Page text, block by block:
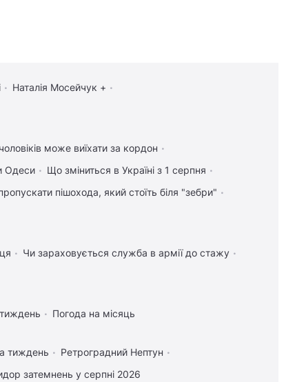
Наталія Мосейчук +
може виїхати за кордон
Одеси
Що зміниться в Україні з 1 серпня
пішохода, який стоїть біля "зебри"
Чи зараховується служба в армії до стажу
Погода на місяць
тиждень
Ретроградний Нептун
затемнень у серпні 2026